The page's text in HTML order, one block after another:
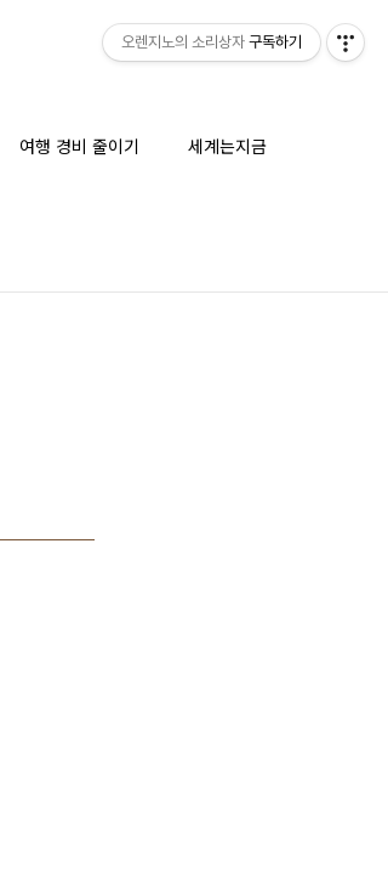
여행 경비 줄이기 세계는지금
오렌지노의 소리상자 구독하기